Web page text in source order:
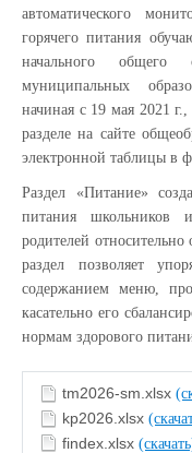
автоматического
горячего питания
начального общего
муниципальных
начиная с 19 мая 2021
разделе на сайте
электронной таблицы в
Раздел «Питание»
питания школьников
родителей
раздел позволяет
содержанием меню,
касательно его
нормам здорового
tm2026-sm.xlsx
kp2026.xlsx
findex.xlsx